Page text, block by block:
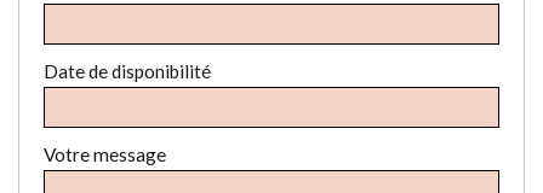
Date de disponibilité
Votre message